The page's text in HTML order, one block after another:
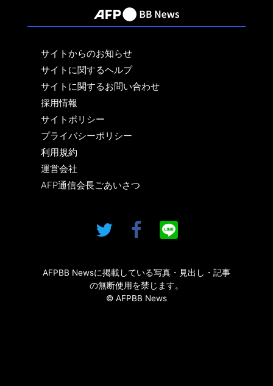
サイトからのお知らせ
サイトに関するヘルプ
サイトに関するお問い合わせ
採用情報
サイトポリシー
プライバシーポリシー
利用規約
運営会社
AFP通信会長ごあいさつ
AFPBB Newsに掲載している写真・見出し・記事
の無断使用を禁じます。
© AFPBB News